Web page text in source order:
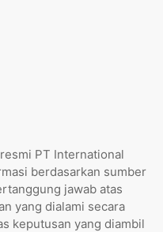
PT International
berdasarkan sumber
jawab atas
yang dialami secara
keputusan yang diambil